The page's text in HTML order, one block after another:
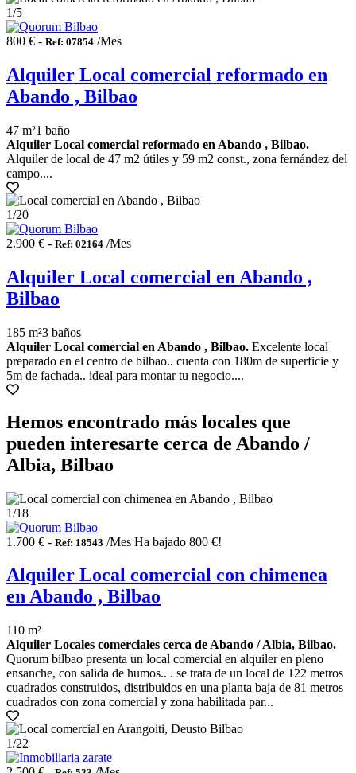
1/5
800 € - Ref: 07854 /Mes
Alquiler Local comercial reformado en
Abando , Bilbao
47 m²1 baño
Alquiler Local comercial reformado en Abando , Bilbao.
Alquiler de local de 47 m2 útiles y 59 m2 const., zona fernández del
campo....
1/20
2.900 € - Ref: 02164 /Mes
Alquiler Local comercial en Abando ,
Bilbao
185 m²3 baños
Alquiler Local comercial en Abando , Bilbao. Excelente local
preparado en el centro de bilbao.. cuenta con 180m de superficie y
5m de fachada.. ideal para montar tu negocio....
Hemos encontrado más locales que
pueden interesarte cerca de Abando /
Albia, Bilbao
1/18
1.700 € - Ref: 18543 /Mes Ha bajado 800 €!
Alquiler Local comercial con chimenea
en Abando , Bilbao
110 m²
Alquiler Locales comerciales cerca de Abando / Albia, Bilbao.
Quorum bilbao presenta un local comercial en alquiler en pleno
ensanche, con salida de humos.. . se trata de un local de 122 metros
cuadrados construidos, distribuidos en una planta baja de 81 metros
cuadrados con zona comercial y zona habilitada par...
1/22